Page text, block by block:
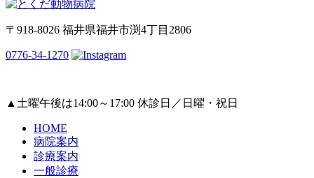
〒918-8026 福井県福井市渕4丁目2806
0776-34-1270
▲ 土曜午後は14:00～17:00 休診日／日曜・祝日
HOME
病院案内
診療案内
一般診療